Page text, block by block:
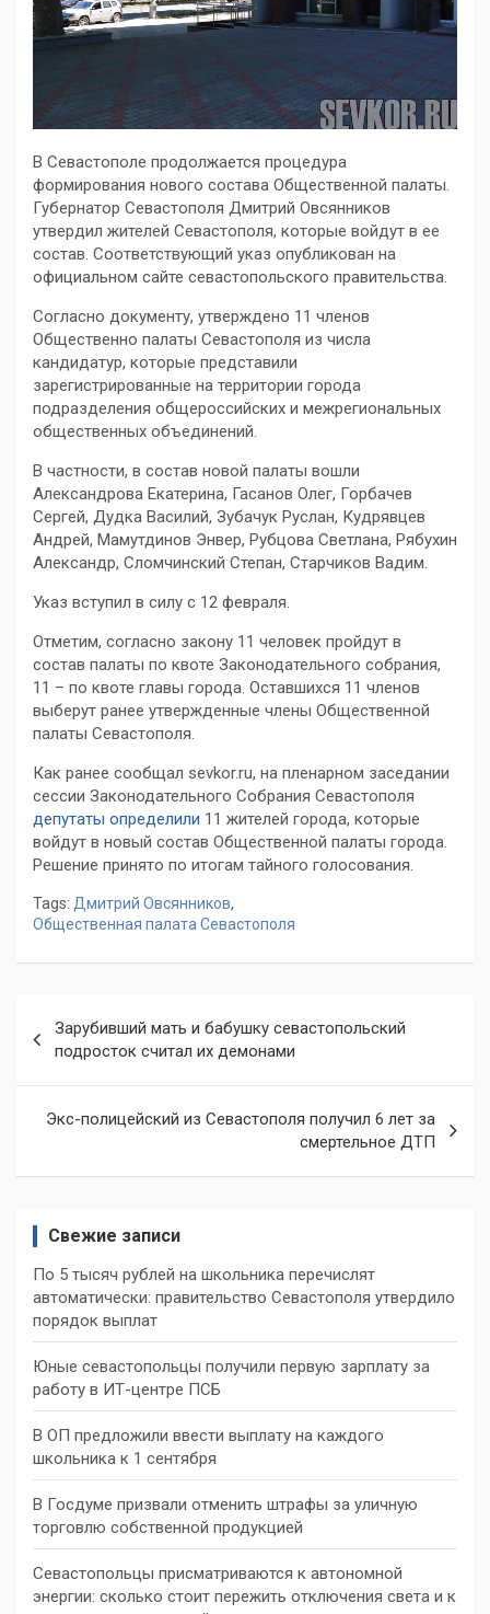
В Севастополе продолжается процедура
формирования нового состава Общественной палаты.
Губернатор Севастополя Дмитрий Овсянников
утвердил жителей Севастополя, которые войдут в ее
состав. Соответствующий указ опубликован на
официальном сайте севастопольского правительства.
Согласно документу, утверждено 11 членов
Общественно палаты Севастополя из числа
кандидатур, которые представили
зарегистрированные на территории города
подразделения общероссийских и межрегиональных
общественных объединений.
В частности, в состав новой палаты вошли
Александрова Екатерина, Гасанов Олег, Горбачев
Сергей, Дудка Василий, Зубачук Руслан, Кудрявцев
Андрей, Мамутдинов Энвер, Рубцова Светлана, Рябухин
Александр, Сломчинский Степан, Старчиков Вадим.
Указ вступил в силу с 12 февраля.
Отметим, согласно закону 11 человек пройдут в
состав палаты по квоте Законодательного собрания,
11 – по квоте главы города. Оставшихся 11 членов
выберут ранее утвержденные члены Общественной
палаты Севастополя.
Как ранее сообщал sevkor.ru, на пленарном заседании
сессии Законодательного Собрания Севастополя
депутаты определили 11 жителей города, которые
войдут в новый состав Общественной палаты города.
Решение принято по итогам тайного голосования.
Tags: Дмитрий Овсянников,
Общественная палата Севастополя
по
записям
Зарубивший мать и бабушку севастопольский
подросток считал их демонами
Экс-полицейский из Севастополя получил 6 лет за
смертельное ДТП
Свежие записи
По 5 тысяч рублей на школьника перечислят
автоматически: правительство Севастополя утвердило
порядок выплат
Юные севастопольцы получили первую зарплату за
работу в ИТ-центре ПСБ
В ОП предложили ввести выплату на каждого
школьника к 1 сентября
В Госдуме призвали отменить штрафы за уличную
торговлю собственной продукцией
Севастопольцы присматриваются к автономной
энергии: сколько стоит пережить отключения света и к